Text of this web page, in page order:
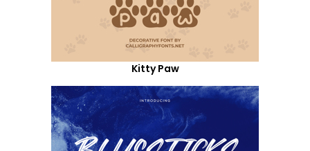
Kitty Paw